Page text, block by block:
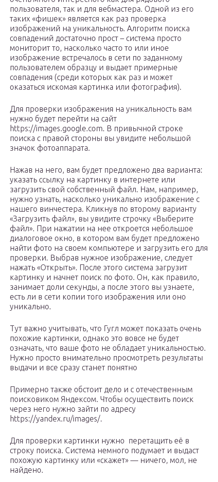
пользователя, так и для вебмастера. Одной из его
таких «фишек» является как раз проверка
изображений на уникальность. Алгоритм поиска
совпадений достаточно прост – система просто
мониторит то, насколько часто то или иное
изображение встречалось в сети по заданному
пользователем образцу и выдает примерные
совпадения (среди которых как раз и может
оказаться искомая картинка или фотография).
Для проверки изображения на уникальность вам
нужно будет перейти на сайт
https://images.google.com. В привычной строке
поиска с правой стороны вы увидите небольшой
значок фотоаппарата.
Нажав на него, вам будет предложено два варианта:
указать ссылку на картинку в интернете или
загрузить свой собственный файл. Нам, например,
нужно узнать, насколько уникально изображение с
нашего винчестера. Кликнув по второму варианту
«Загрузить файл», вы увидите строчку «Выберите
файл». При нажатии на нее откроется небольшое
диалоговое окно, в котором вам будет предложено
найти фото на своем компьютере и загрузить его для
проверки. Выбрав нужное изображение, следует
нажать «Открыть». После этого система загрузит
картинку и начнет поиск по фото. Он, как правило,
занимает доли секунды, а после этого вы узнаете,
есть ли в сети копии того изображения или оно
уникально.
Тут важно учитывать, что Гугл может показать очень
похожие картинки, однако это вовсе не будет
означать, что ваше фото не обладает уникальностью.
Нужно просто внимательно просмотреть результаты
выдачи и все сразу станет понятно
Примерно также обстоит дело и с отечественным
поисковиком Яндексом. Чтобы осуществить поиск
через него нужно зайти по адресу
https://yandex.ru/images/.
Для проверки картинки нужно перетащить её в
строку поиска. Система немного подумает и выдаст
похожую картинку или «скажет» — ничего, мол, не
найдено.